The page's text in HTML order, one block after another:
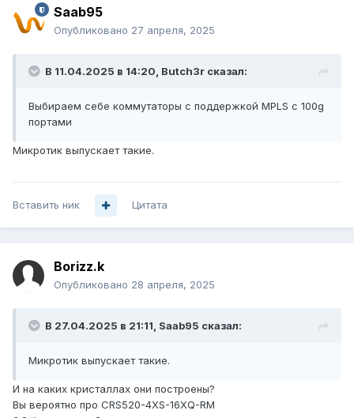
Saab95
Опубликовано 27 апреля, 2025
В 11.04.2025 в 14:20, Butch3r сказал:
Выбираем себе коммутаторы с поддержкой MPLS с 100g
портами
Микротик выпускает такие.
Вставить ник Цитата
Borizz.k
Опубликовано 28 апреля, 2025
В 27.04.2025 в 21:11, Saab95 сказал:
Микротик выпускает такие.
И на каких кристаллах они построены?
Вы вероятно про CRS520-4XS-16XQ-RM